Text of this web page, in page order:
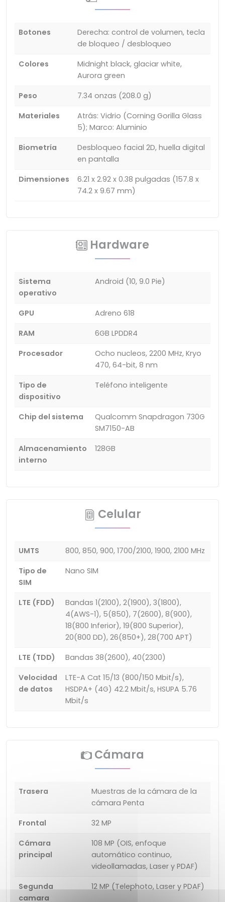
Botones
Derecha: control de volumen, tecla
de bloqueo / desbloqueo
Colores
Midnight black, glaciar white,
Aurora green
Peso
7.34 onzas (208.0 g)
Materiales
Atrás: Vidrio (Corning Gorilla Glass
5); Marco: Aluminio
Biometría
Desbloqueo facial 2D, huella digital
en pantalla
Dimensiones
6.21 x 2.92 x 0.38 pulgadas (157.8 x
74.2 x 9.67 mm)
Hardware
Sistema
operativo
Android (10, 9.0 Pie)
GPU
Adreno 618
RAM
6GB LPDDR4
Procesador
Ocho nucleos, 2200 MHz, Kryo
470, 64-bit, 8 nm
Tipo de
dispositivo
Teléfono inteligente
Chip del sistema
Qualcomm Snapdragon 730G
SM7150-AB
Almacenamiento
interno
128GB
Celular
UMTS
800, 850, 900, 1700/2100, 1900, 2100 MHz
Tipo de
SIM
Nano SIM
LTE (FDD)
Bandas 1(2100), 2(1900), 3(1800),
4(AWS-1), 5(850), 7(2600), 8(900),
18(800 Inferior), 19(800 Superior),
20(800 DD), 26(850+), 28(700 APT)
LTE (TDD)
Bandas 38(2600), 40(2300)
Velocidad
de datos
LTE-A Cat 15/13 (800/150 Mbit/s),
HSDPA+ (4G) 42.2 Mbit/s, HSUPA 5.76
Mbit/s
Cámara
Trasera
Muestras de la cámara de la
cámara Penta
Frontal
32 MP
Cámara
principal
108 MP (OIS, enfoque
automático continuo,
videollamadas, Laser y PDAF)
Segunda
camara
12 MP (Telephoto, Laser y PDAF)